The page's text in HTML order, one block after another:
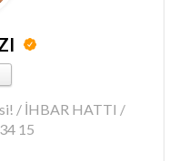
/ İHBAR HATTI /
15